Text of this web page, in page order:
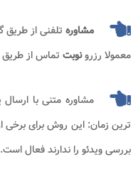
مشاوره تلفنی از طریق
معمولا رزرونوبت تماس از
مشاوره متنی با
ترین زمان: این روش برای برخی
بررسی ویدئو را ندارند فعال است.